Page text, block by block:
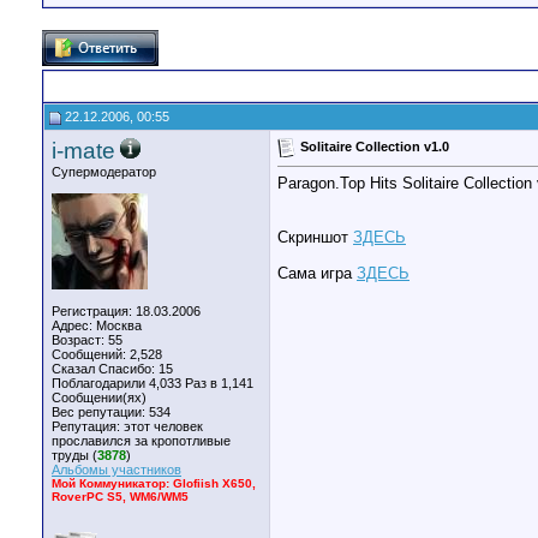
22.12.2006, 00:55
i-mate
Супермодератор
Регистрация: 18.03.2006
Адрес: Москва
Возраст: 55
Сообщений: 2,528
Сказал Спасибо: 15
Поблагодарили 4,033 Раз в 1,141
Сообщении(ях)
Вес репутации: 534
Репутация: этот человек
прославился за кропотливые
труды (3878)
Альбомы участников
Мой Коммуникатор: Glofiish X650,
RoverPC S5, WM6/WM5
Solitaire Collection v1.0
Paragon.Top Hits Solitaire Collection
Скриншот ЗДЕСЬ
Сама игра ЗДЕСЬ